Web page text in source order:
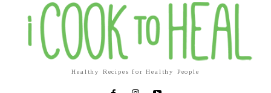
Healthy Recipes for Healthy People